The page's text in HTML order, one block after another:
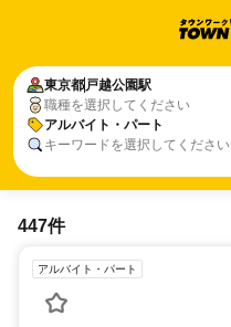
東京都戸越公園駅
職種を選択してください
アルバイト・パート
キーワードを選択してください
447件
アルバイト・パート